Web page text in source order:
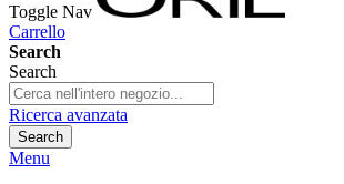
Toggle Nav
Carrello
Search
Search
Ricerca avanzata
Search
Menu